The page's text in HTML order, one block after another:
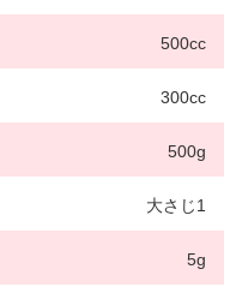
500cc
300cc
500g
大さじ1
5g